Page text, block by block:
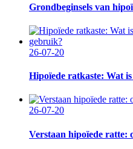
Grondbeginsels van
26-07-20
Hipoïede ratkaste: Wat
26-07-20
Verstaan ​​hipoïede ratte: